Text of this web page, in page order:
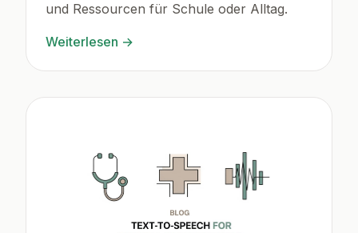
und Ressourcen für Schule oder Alltag.
Weiterlesen →